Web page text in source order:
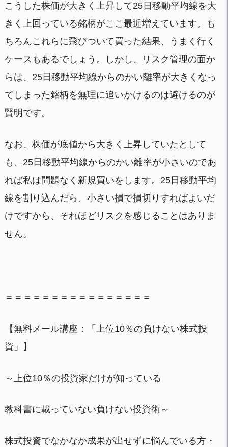
こうした株価が大きく上昇して25日移動平均線を大
きく上回っている銘柄がここ最近増えています。も
ちろんこれらに飛びついて買った結果、うまく行く
ケースもあるでしょう。しかし、リスク管理の面か
らは、25日移動平均線からのかい離率が大きくなっ
てしまった銘柄を無理に追いかけるのは避けるのが
賢明です。
なお、株価が底値から大きく上昇していたとして
も、25日移動平均線からのかい離率が小さいのであ
れば私は問題なく新規買いをします。25日移動平均
線を割り込んだら、小さい損で損切りすればよいだ
けですから、それほどリスクを感じることはありま
せん。
＝＝＝＝＝＝＝＝＝＝＝＝＝＝＝＝
【無料メール講座：「上位10％の負けない株式投
資」】
～上位10％の投資家だけが知っている
教科書に載っていない負けない投資術～
株式投資でなかなか成果が出せずに悩んでいる方・